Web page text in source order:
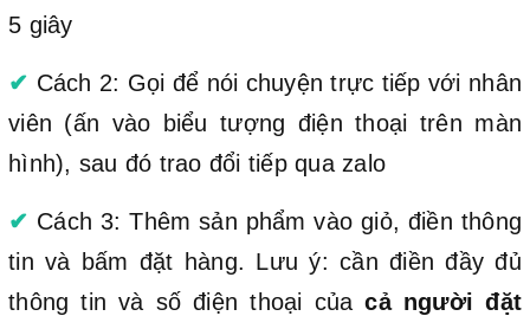
5 giây
✔ Cách 2: Gọi để nói chuyện trực tiếp với nhân
viên (ấn vào biểu tượng điện thoại trên màn
hình), sau đó trao đổi tiếp qua zalo
✔ Cách 3: Thêm sản phẩm vào giỏ, điền thông
tin và bấm đặt hàng. Lưu ý: cần điền đầy đủ
thông tin và số điện thoại củacả người đặt